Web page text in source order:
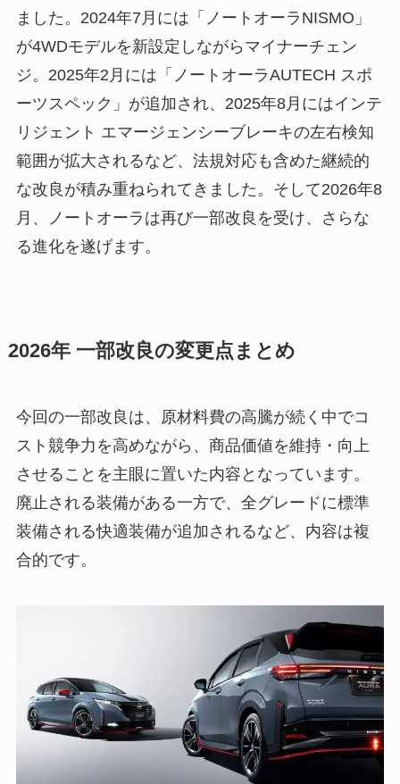
ました。2024年7月には「ノートオーラNISMO」
が4WDモデルを新設定しながらマイナーチェン
ジ。2025年2月には「ノートオーラAUTECH スポ
ーツスペック」が追加され、2025年8月にはインテ
リジェント エマージェンシーブレーキの左右検知
範囲が拡大されるなど、法規対応も含めた継続的
な改良が積み重ねられてきました。そして2026年8
月、ノートオーラは再び一部改良を受け、さらな
る進化を遂げます。
2026年 一部改良の変更点まとめ
今回の一部改良は、原材料費の高騰が続く中でコ
スト競争力を高めながら、商品価値を維持・向上
させることを主眼に置いた内容となっています。
廃止される装備がある一方で、全グレードに標準
装備される快適装備が追加されるなど、内容は複
合的です。